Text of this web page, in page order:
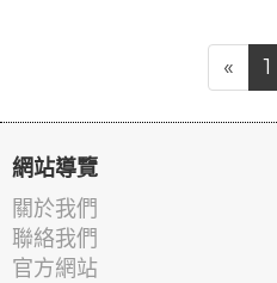
« 1
網站導覽
關於我們
聯絡我們
官方網站